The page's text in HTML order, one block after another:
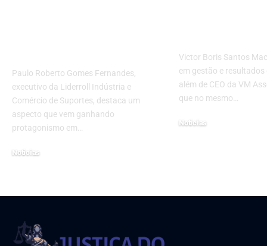
Paulo Roberto Gomes Fernandes,
executivo da Liderroll Indústria e
Comércio de Suportes, destaca um
aspecto que vem ganhando
protagonismo em…
Noticias
Victor Boris Santos
em gestão e
além de CEO da VM
que no mesmo…
Noticias